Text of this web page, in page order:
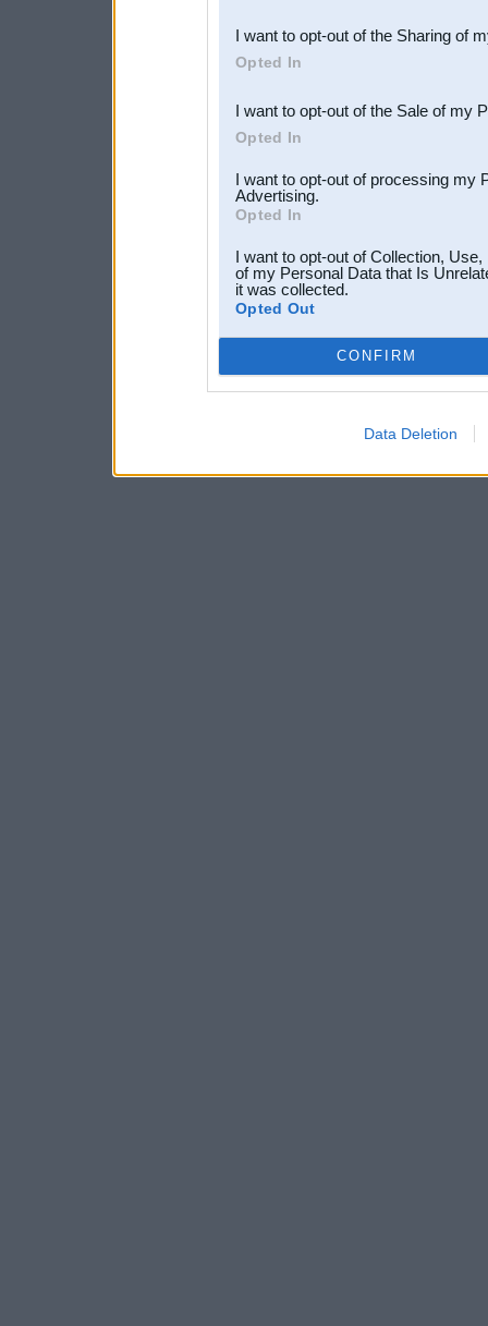
Downstream Participants
third parties.
I want to opt-out of the Sharing of
Opted In
I want to opt-out of the Sale of my
Opted In
I want to opt-out of processing my
Advertising.
Opted In
I want to opt-out of Collection,
of my Personal Data that Is
it was collected.
Opted Out
CONFIRM
Data Deletion